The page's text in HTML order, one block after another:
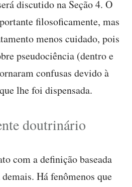
discutido na Seção 4. O
filosoficamente, mas
menos cuidado, pois
pseudociência (dentro e
confusas devido à
lhe foi dispensada.
doutrinário
com a definição baseada
Há fenômenos que